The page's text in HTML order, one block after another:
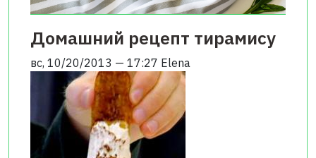
Домашний рецепт тирамису
вс, 10/20/2013 — 17:27 Elena